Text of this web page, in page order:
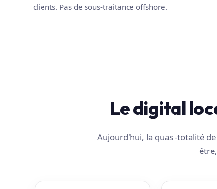
clients. Pas de sous-traitance offshore.
Le digital
Aujourd'hui, la quasi-totalité